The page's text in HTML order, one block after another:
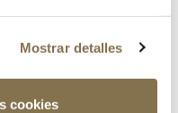
Mostrar detalles
cookies